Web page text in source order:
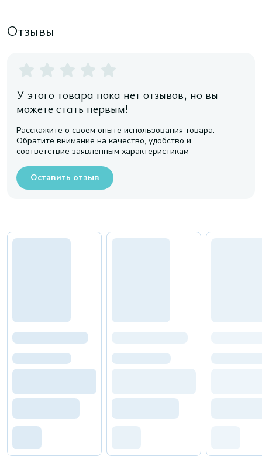
Отзывы
У этого товара пока нет отзывов, но вы
можете стать первым!
Расскажите о своем опыте использования товара.
Обратите внимание на качество, удобство и
соответствие заявленным характеристикам
Оставить отзыв